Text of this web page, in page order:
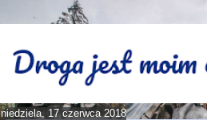
niedziela, 17 czerwca 2018